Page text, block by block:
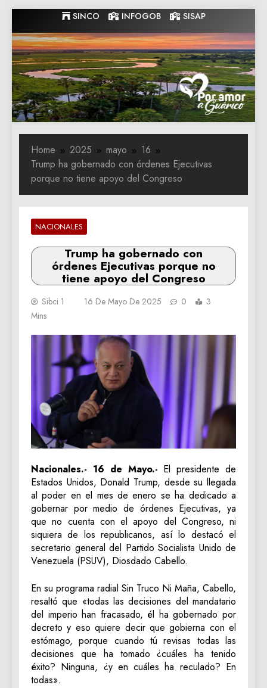
to
content
SINCO INFOGOB SISAP
Gobernacion
de Guarico
Gobernacion de Guarico
Home 2025 mayo
16
Trump ha gobernado con órdenes Ejecutivas
porque no tiene apoyo del Congreso
NACIONALES
Trump ha gobernado con
órdenes Ejecutivas porque no
tiene apoyo del Congreso
Sibci 1 16 De Mayo De 2025 0
3
Mins
Nacionales.- 16 de Mayo.- El presidente de
Estados Unidos, Donald Trump, desde su llegada
al poder en el mes de enero se ha dedicado a
gobernar por medio de órdenes Ejecutivas, ya
que no cuenta con el apoyo del Congreso, ni
siquiera de los republicanos, así lo destacó el
secretario general del Partido Socialista Unido de
Venezuela (PSUV), Diosdado Cabello.
En su programa radial Sin Truco Ni Maña, Cabello,
resaltó que «todas las decisiones del mandatario
del imperio han fracasado, él ha gobernado por
decreto y eso quiere decir que gobierna con el
estómago, porque cuando tú revisas todas las
decisiones que ha tomado ¿cuáles ha tenido
éxito? Ninguna, ¿y en cuáles ha reculado? En
todas».